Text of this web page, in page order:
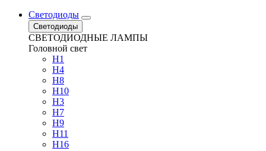
Светодиоды
Светодиоды
СВЕТОДИОДНЫЕ ЛАМПЫ
Головной свет
H1
H4
H8
H10
H3
H7
H9
H11
H16